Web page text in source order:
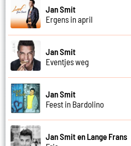
Jan Smit
Ergens in april
Jan Smit
Eventjes weg
Jan Smit
Feest in Bardolino
Jan Smit en Lange Frans